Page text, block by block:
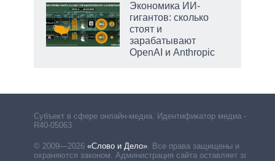
Экономика ИИ-
гигантов: сколько
стоят и
зарабатывают
OpenAI и Anthropic
Субъект в сфере онлайн-медиа. Идентификатор медиа –
R40-05063
© 2009—2026 «Слово и Дело». Все права защищены и
охраняются законом. Администрация сайта оставляет за